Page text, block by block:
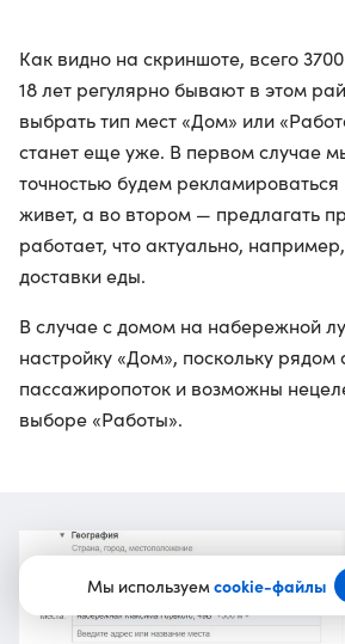
Мы используемcookie-файлы
Как видно на скриншоте, всего
18 лет регулярно бывают в этом
выбрать тип мест «Дом» или
станет еще уже. В первом случае
точностью будем рекламироваться
живет, а во втором — предлагать
работает, что актуально,
доставки еды.
В случае с домом на набережной
настройку «Дом», поскольку рядом
пассажиропоток и возможны
выборе «Работы».